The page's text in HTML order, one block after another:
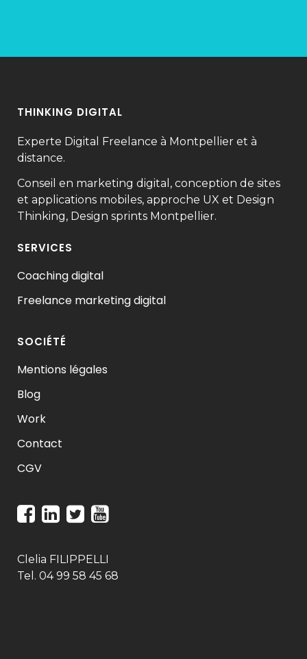
THINKING DIGITAL
Experte Digital Freelance à Montpellier et à
distance.
Conseil en marketing digital, conception de sites
et applications mobiles, approche UX et Design
Thinking, Design sprints Montpellier.
SERVICES
Coaching digital
Freelance marketing digital
SOCIÉTÉ
Mentions légales
Blog
Work
Contact
CGV
Clelia FILIPPELLI
Tel. 04 99 58 45 68